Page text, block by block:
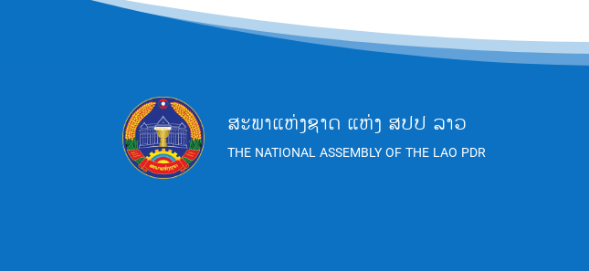
ສະພາແຫ່ງຊາດ ແຫ່ງ ສປປ ລາວ
THE NATIONAL ASSEMBLY OF THE LAO PDR